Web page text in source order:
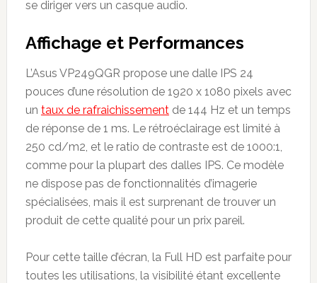
se diriger vers un casque audio.
Affichage et Performances
L’Asus VP249QGR propose une dalle IPS 24
pouces d’une résolution de 1920 x 1080 pixels avec
un taux de rafraichissementde 144 Hz et un temps
de réponse de 1 ms. Le rétroéclairage est limité à
250 cd/m2, et le ratio de contraste est de 1000:1,
comme pour la plupart des dalles IPS. Ce modèle
ne dispose pas de fonctionnalités d’imagerie
spécialisées, mais il est surprenant de trouver un
produit de cette qualité pour un prix pareil.
Pour cette taille d’écran, la Full HD est parfaite pour
toutes les utilisations, la visibilité étant excellente